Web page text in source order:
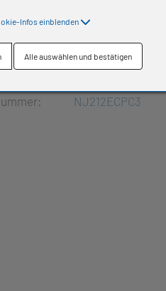
NJ212ECPC3
Infos einblenden
Alle auswählen und bestätigen